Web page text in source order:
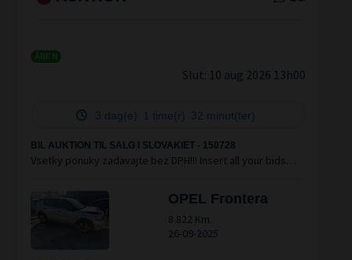
ÅBEN
Slut: 10 aug 2026 13h00
3 dag(e) 1 time(r) 32 minut(ter)
BIL AUKTION TIL SALG I SLOVAKIET - 150728
Vsetky ponuky zadavajte bez DPH!!! Insert all your bids
EXPORT COST!!!
OPEL Frontera
8.822 Km.
26-09-2025